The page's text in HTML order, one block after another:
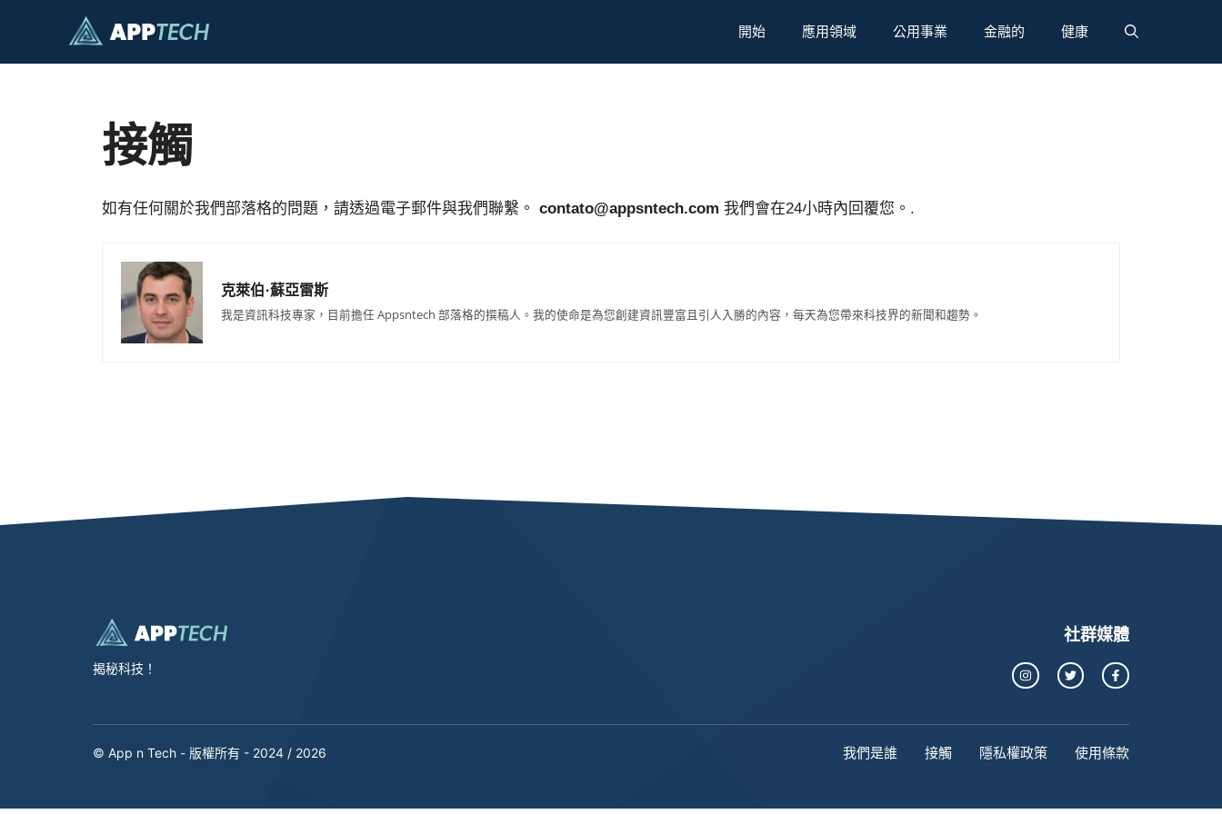
開始 應用領域 公用事業 金融的 健康
接觸
如有任何關於我們部落格的問題，請透過電子郵件與我們聯繫。 contato@appsntech.com 我們會在24小時內回覆您。.
克萊伯·蘇亞雷斯
我是資訊科技專家，目前擔任 Appsntech 部落格的撰稿人。我的使命是為您創建資訊豐富且引人入勝的內容，每天為您帶來科技界的新聞和趨勢。
揭秘科技！
社群媒體
© App n Tech - 版權所有 - 2024 / 2026 我們是誰 接觸 隱私權政策 使用條款